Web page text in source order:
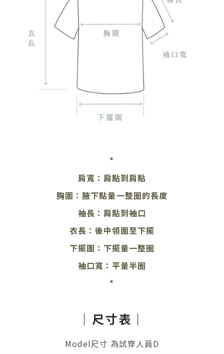
*
肩寬： 肩點到肩點
胸圍：腋下點量一整圈的長度
袖長：肩點到袖口
衣長 ：後中領圍至下擺
下擺圍：下擺量一整圈
袖口寬：平量半圈
*
｜尺寸表｜
Model尺寸 為試穿人員D